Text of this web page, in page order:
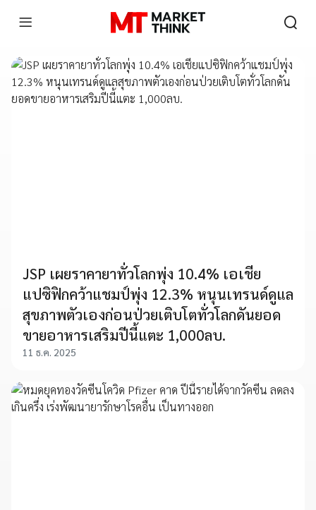
JSP เผยราคายาทั่วโลกพุ่ง 10.4% เอเชีย
แปซิฟิกคว้าแชมป์พุ่ง 12.3% หนุนเทรนด์ดูแล
สุขภาพตัวเองก่อนป่วยเติบโตทั่วโลกดันยอด
ขายอาหารเสริมปีนี้แตะ 1,000ลบ.
11 ธ.ค. 2025